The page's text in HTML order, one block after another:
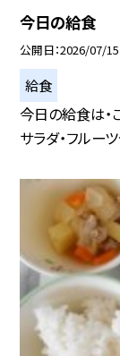
今日の給食
公開日 2026/07/15
給食
今日の給食は・
サラダ・フルー